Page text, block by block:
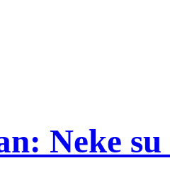
Neke